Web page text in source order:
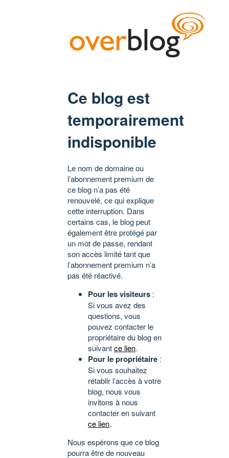
Ce blog est
temporairement
indisponible
Le nom de domaine ou
l’abonnement premium de
ce blog n’a pas été
renouvelé, ce qui explique
cette interruption. Dans
certains cas, le blog peut
également être protégé par
un mot de passe, rendant
son accès limité tant que
l’abonnement premium n’a
pas été réactivé.
Pour les visiteurs :
Si vous avez des
questions, vous
pouvez contacter le
propriétaire du blog en
suivantce lien.
Pour le propriétaire :
Si vous souhaitez
rétablir l’accès à votre
blog, nous vous
invitons à nous
contacter en suivant
ce lien.
Nous espérons que ce blog
pourra être de nouveau